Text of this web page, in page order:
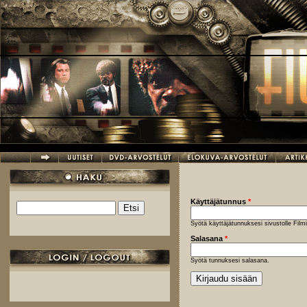
Hyppää pääsisältöön
Hakulomake
Käyttäjätunnus *
Syötä käyttäjätunnuksesi sivustolle
Salasana *
Syötä tunnuksesi salasana.